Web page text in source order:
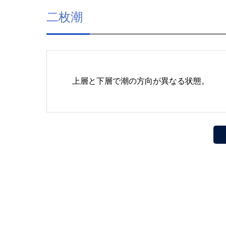
二枚潮
上層と下層で潮の方向が異なる状態。